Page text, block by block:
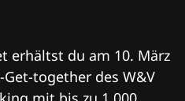
erhältst du am 10. März
together des W&V